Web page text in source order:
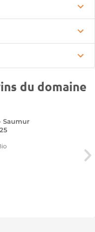
du domaine
Saumur